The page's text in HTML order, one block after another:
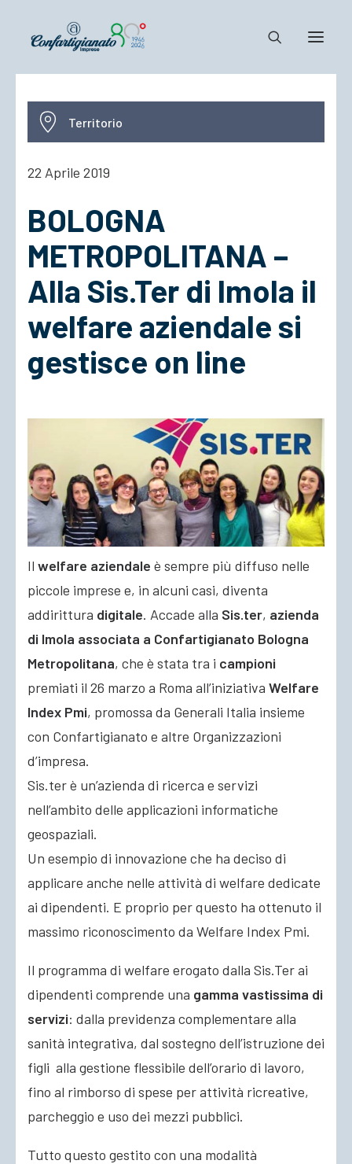
Notizie e Documenti
Confartigianato
Cosa Facciamo
Territorio
22 Aprile 2019
BOLOGNA
METROPOLITANA –
Alla Sis.Ter di Imola il
welfare aziendale si
gestisce on line
Il welfare aziendale è sempre più diffuso nelle
piccole imprese e, in alcuni casi, diventa
addirittura digitale. Accade alla Sis.ter, azienda
di Imola associata a Confartigianato Bologna
Metropolitana, che è stata tra i campioni
premiati il 26 marzo a Roma all’iniziativa Welfare
Index Pmi, promossa da Generali Italia insieme
con Confartigianato e altre Organizzazioni
d’impresa.
Sis.ter è un’azienda di ricerca e servizi
nell’ambito delle applicazioni informatiche
geospaziali.
Un esempio di innovazione che ha deciso di
applicare anche nelle attività di welfare dedicate
ai dipendenti. E proprio per questo ha ottenuto il
massimo riconoscimento da Welfare Index Pmi.
Il programma di welfare erogato dalla Sis.Ter ai
dipendenti comprende una gamma vastissima di
servizi: dalla previdenza complementare alla
sanità integrativa, dal sostegno dell’istruzione dei
figli alla gestione flessibile dell’orario di lavoro,
fino al rimborso di spese per attività ricreative,
parcheggio e uso dei mezzi pubblici.
Tutto questo gestito con una modalità